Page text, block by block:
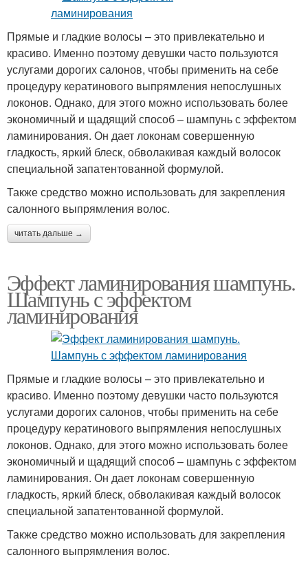
Прямые и гладкие волосы – это привлекательно и
красиво. Именно поэтому девушки часто пользуются
услугами дорогих салонов, чтобы применить на себе
процедуру кератинового выпрямления непослушных
локонов. Однако, для этого можно использовать более
экономичный и щадящий способ – шампунь с эффектом
ламинирования. Он дает локонам совершенную
гладкость, яркий блеск, обволакивая каждый волосок
специальной запатентованной формулой.
Также средство можно использовать для закрепления
салонного выпрямления волос.
читать дальше →
Эффект ламинирования шампунь.
Шампунь с эффектом
ламинирования
Прямые и гладкие волосы – это привлекательно и
красиво. Именно поэтому девушки часто пользуются
услугами дорогих салонов, чтобы применить на себе
процедуру кератинового выпрямления непослушных
локонов. Однако, для этого можно использовать более
экономичный и щадящий способ – шампунь с эффектом
ламинирования. Он дает локонам совершенную
гладкость, яркий блеск, обволакивая каждый волосок
специальной запатентованной формулой.
Также средство можно использовать для закрепления
салонного выпрямления волос.